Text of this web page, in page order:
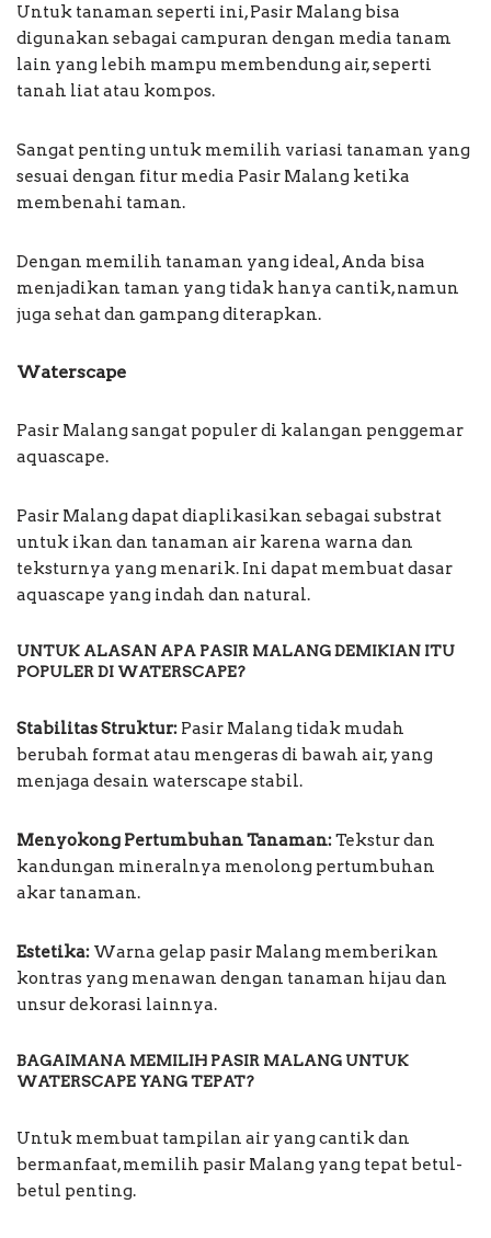
Untuk tanaman seperti ini, Pasir Malang bisa
digunakan sebagai campuran dengan media tanam
lain yang lebih mampu membendung air, seperti
tanah liat atau kompos.
Sangat penting untuk memilih variasi tanaman yang
sesuai dengan fitur media Pasir Malang ketika
membenahi taman.
Dengan memilih tanaman yang ideal, Anda bisa
menjadikan taman yang tidak hanya cantik, namun
juga sehat dan gampang diterapkan.
Waterscape
Pasir Malang sangat populer di kalangan penggemar
aquascape.
Pasir Malang dapat diaplikasikan sebagai substrat
untuk ikan dan tanaman air karena warna dan
teksturnya yang menarik. Ini dapat membuat dasar
aquascape yang indah dan natural.
UNTUK ALASAN APA PASIR MALANG DEMIKIAN ITU
POPULER DI WATERSCAPE?
Stabilitas Struktur: Pasir Malang tidak mudah
berubah format atau mengeras di bawah air, yang
menjaga desain waterscape stabil.
Menyokong Pertumbuhan Tanaman:Tekstur dan
kandungan mineralnya menolong pertumbuhan
akar tanaman.
Estetika: Warna gelap pasir Malang memberikan
kontras yang menawan dengan tanaman hijau dan
unsur dekorasi lainnya.
BAGAIMANA MEMILIH PASIR MALANG UNTUK
WATERSCAPE YANG TEPAT?
Untuk membuat tampilan air yang cantik dan
bermanfaat, memilih pasir Malang yang tepat betul-
betul penting.